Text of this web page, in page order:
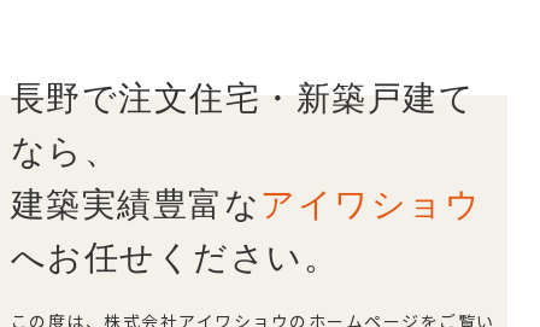
ョ
ン
長野で注文住宅・新築戸建て
なら、
建築実績豊富なアイワショウ
へお任せください。
この度は、株式会社アイワショウのホームページをご覧い